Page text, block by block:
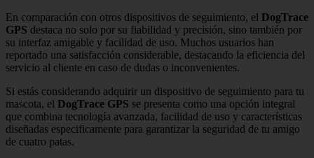
En comparación con otros dispositivos de seguimiento, el DogTrace
GPS destaca no solo por su fiabilidad y precisión, sino también por
su interfaz amigable y facilidad de uso. Muchos usuarios han
reportado una satisfacción considerable, destacando la eficiencia del
servicio al cliente en caso de dudas o inconvenientes.
Si estás considerando adquirir un dispositivo de seguimiento para tu
mascota, el DogTrace GPS se presenta como una opción integral
que combina tecnología avanzada, facilidad de uso y características
diseñadas especificamente para garantizar la seguridad de tu amigo
de cuatro patas.